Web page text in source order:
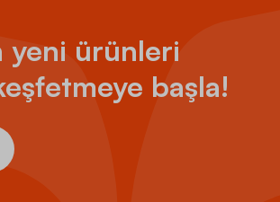
yeni ürünleri
başla!